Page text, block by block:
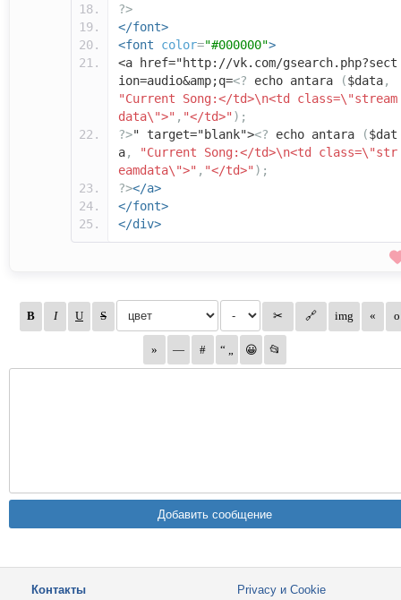
?>
</font>
<font
color="#000000">
<a href="http://vk.com/gsearch.php?sect
ion=audio&amp;q=<? echo antara ($data,
"Current Song:</td>\n<td class=\"stream
data\">" , "</td>" );
?>" target="blank"><? echo antara ($dat
a,
"Current Song:</td>\n<td class=\"str
eamdata\">" , "</td>" );
?></a>
</font>
</div>
Контакты
Privacy и Cookie